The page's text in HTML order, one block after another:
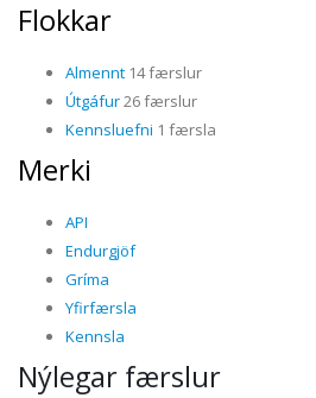
Flokkar
Almennt 14 færslur
Útgáfur26 færslur
Kennsluefni 1 færsla
Merki
API
Endurgjöf
Gríma
Yfirfærsla
Kennsla
Nýlegar færslur